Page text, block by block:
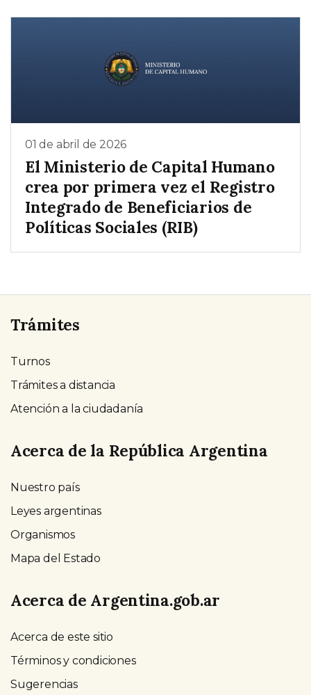
01 de abril de 2026
El Ministerio de Capital Humano
crea por primera vez el Registro
Integrado de Beneficiarios de
Políticas Sociales (RIB)
Trámites
Turnos
Trámites a distancia
Atención a la ciudadanía
Acerca de la República Argentina
Nuestro país
Leyes argentinas
Organismos
Mapa del Estado
Acerca de Argentina.gob.ar
Acerca de este sitio
Términos y condiciones
Sugerencias